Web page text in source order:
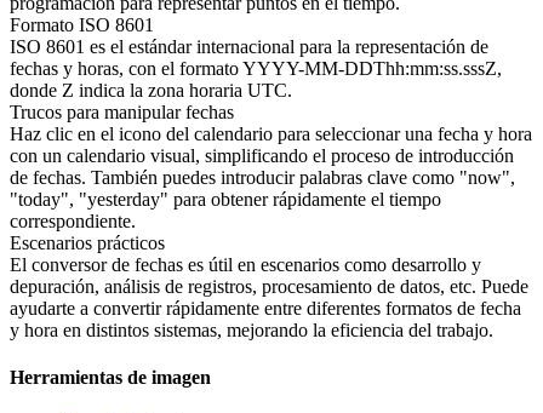
Formato ISO 8601
ISO 8601 es el estándar internacional para la representación de
fechas y horas, con el formato YYYY-MM-DDThh:mm:ss.sssZ,
donde Z indica la zona horaria UTC.
Trucos para manipular fechas
Haz clic en el icono del calendario para seleccionar una fecha y hora
con un calendario visual, simplificando el proceso de introducción
de fechas. También puedes introducir palabras clave como "now",
"today", "yesterday" para obtener rápidamente el tiempo
correspondiente.
Escenarios prácticos
El conversor de fechas es útil en escenarios como desarrollo y
depuración, análisis de registros, procesamiento de datos, etc. Puede
ayudarte a convertir rápidamente entre diferentes formatos de fecha
y hora en distintos sistemas, mejorando la eficiencia del trabajo.
Herramientas de imagen